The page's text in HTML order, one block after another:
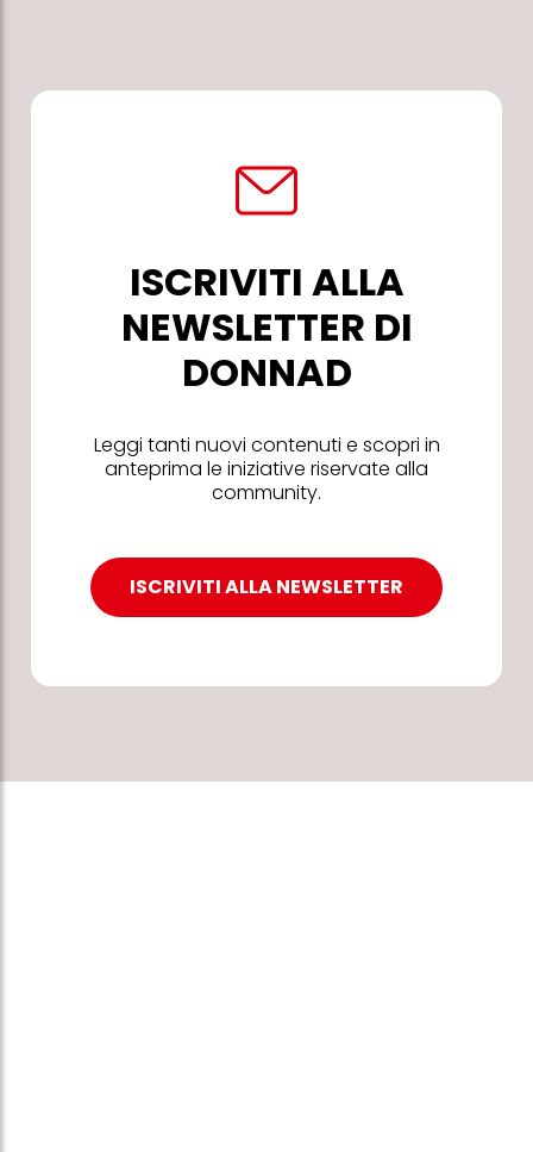
ISCRIVITI ALLA
NEWSLETTER DI
DONNAD
Leggi tanti nuovi contenuti e scopri in
anteprima le iniziative riservate alla
community.
ISCRIVITI ALLA NEWSLETTER